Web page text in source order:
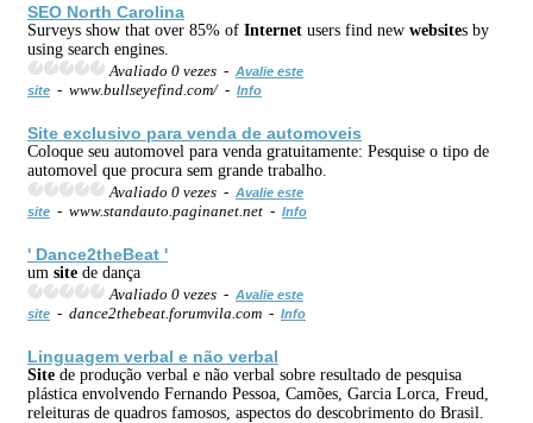
SEO North Carolina
Surveys show that over 85% of Internet users find new websites by
using search engines.
Avaliado 0 vezes - Avalie este
site - www.bullseyefind.com/ - Info
Site exclusivo para venda de automoveis
Coloque seu automovel para venda gratuitamente: Pesquise o tipo de
automovel que procura sem grande trabalho.
Avaliado 0 vezes - Avalie este
site - www.standauto.paginanet.net - Info
' Dance2theBeat '
um site de dança
Avaliado 0 vezes - Avalie este
site - dance2thebeat.forumvila.com - Info
Linguagem verbal e não verbal
Site de produção verbal e não verbal sobre resultado de pesquisa
plástica envolvendo Fernando Pessoa, Camões, Garcia Lorca, Freud,
releituras de quadros famosos, aspectos do descobrimento do Brasil.